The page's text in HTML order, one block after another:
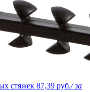
стяжек 87,39 руб./ за